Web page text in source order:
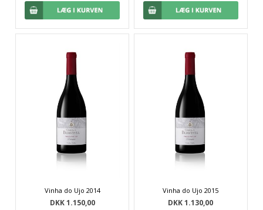
Vinha do Ujo 2014
DKK 1.150,00
Vinha do Ujo 2015
DKK 1.130,00